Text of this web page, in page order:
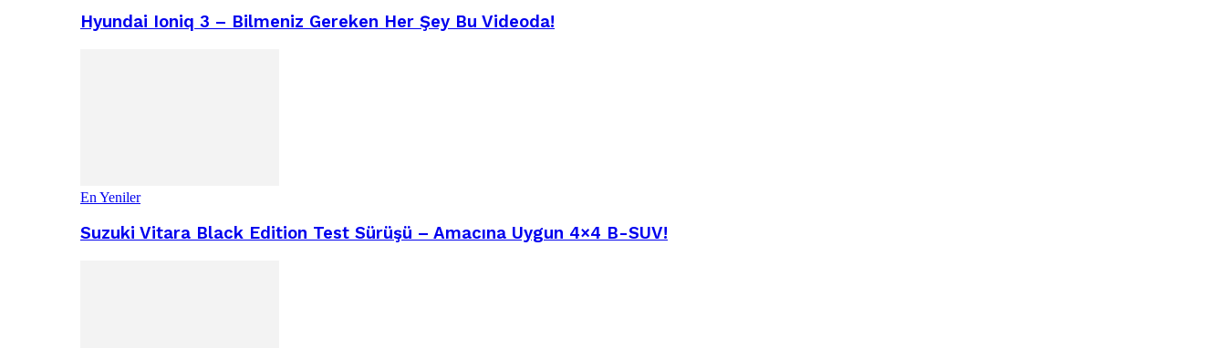
Hyundai Ioniq 3 – Bilmeniz Gereken Her Şey Bu Videoda!
En Yeniler
Suzuki Vitara Black Edition Test Sürüşü – Amacına Uygun 4×4 B-SUV!